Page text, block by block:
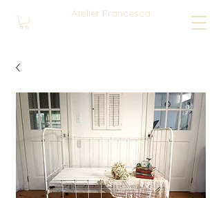
Atelier Francesca